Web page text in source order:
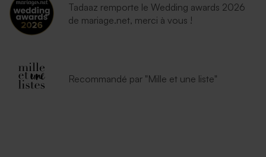
Tadaaz remporte le Wedding awards 2026
de mariage.net, merci à vous !
Recommandé par "Mille et une liste"